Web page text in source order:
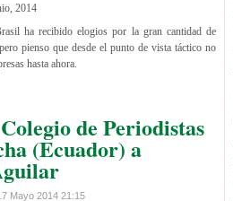
2014
ha recibido elogios por la gran cantidad de
pienso que desde el punto de vista táctico no
hasta ahora.
de Periodistas
(Ecuador) a
Mayo 2014 21:15